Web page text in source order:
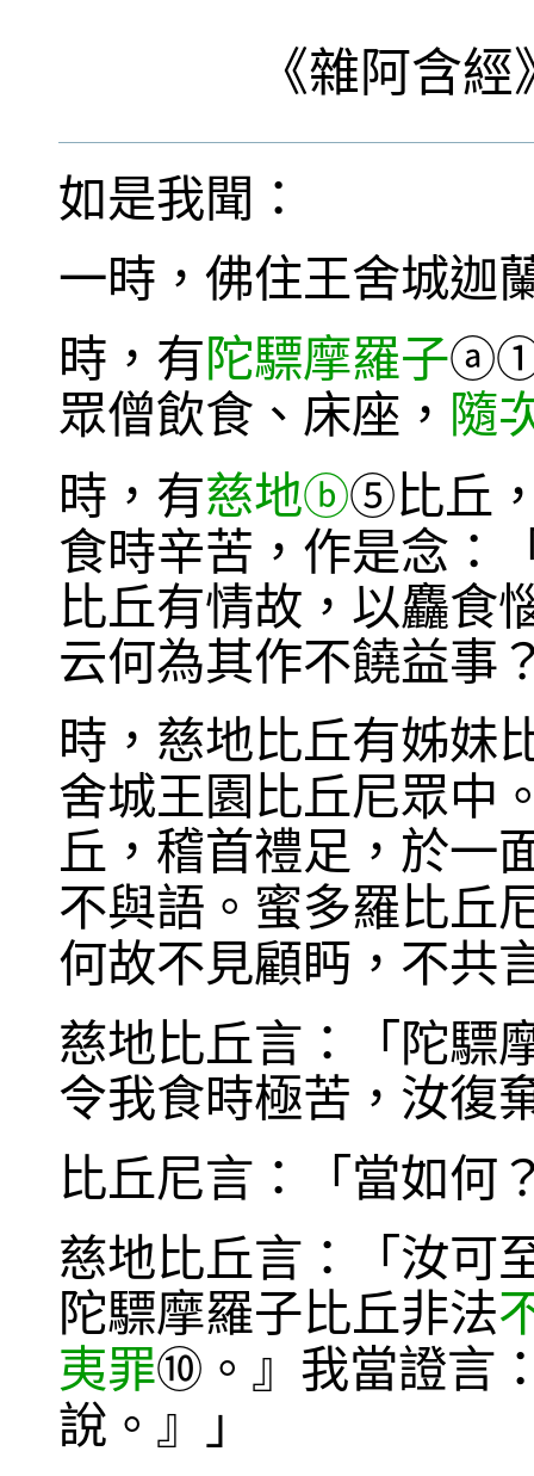
《雜阿含經
如是我聞：
一時，佛住王舍城迦
時，有陀驃摩羅子ⓐ
眾僧飲食、床座， 隨
時，有慈地ⓑ⑤比丘
食時辛苦，作是念：
比丘有情故，以麤食
云何為其作不饒益事
時，慈地比丘有姊妹
舍城王園比丘尼眾中
丘，稽首禮足，於一
不與語。蜜多羅比丘
何故不見顧眄，不共
慈地比丘言：「陀驃
令我食時極苦，汝復
比丘尼言：「當如何
慈地比丘言：「汝可
陀驃摩羅子比丘非法
夷罪⑩ 。』我當證言
說。』」